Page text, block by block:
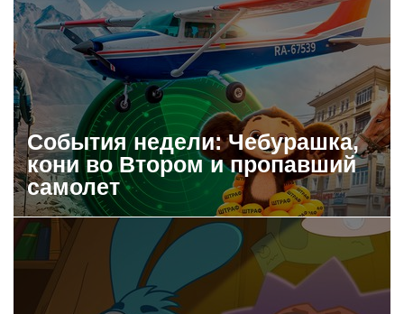
События недели: Чебурашка,
кони во Втором и пропавший
самолет